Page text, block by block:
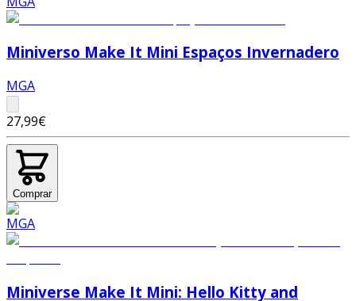
Miniverso Make It Mini Espaços Invernadero
MGA
27,99€
Comprar
Miniverse Make It Mini: Hello Kitty and